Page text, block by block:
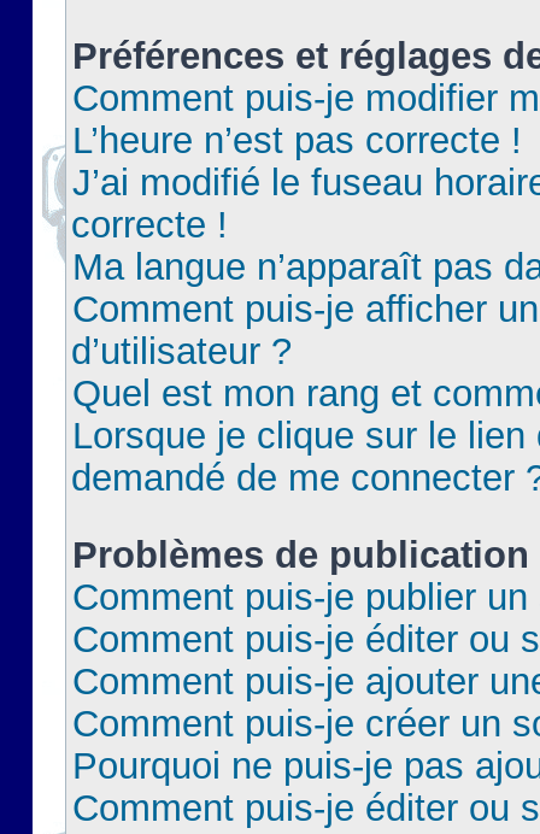
Préférences et réglages
Comment puis-je modifier
L’heure n’est pas correcte !
J’ai modifié le fuseau
correcte !
Ma langue n’apparaît pas
Comment puis-je afficher
d’utilisateur ?
Quel est mon rang et
Lorsque je clique sur le lien
demandé de me connecter
Problèmes de publication
Comment puis-je publier
Comment puis-je éditer ou
Comment puis-je ajouter
Comment puis-je créer un
Pourquoi ne puis-je pas
Comment puis-je éditer ou